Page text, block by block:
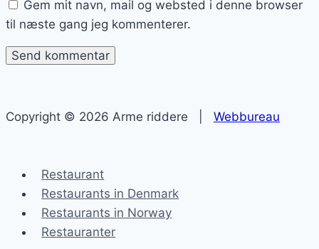
Gem mit navn, mail og websted i denne browser
til næste gang jeg kommenterer.
Copyright © 2026 Arme riddere | Webbureau
Restaurant
Restaurants in Denmark
Restaurants in Norway
Restauranter